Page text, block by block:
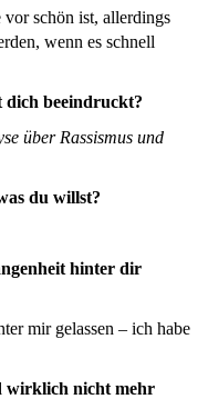
schön ist, allerdings
wenn es schnell
beeindruckt?
über Rassismus und
du willst?
hinter dir
mir gelassen – ich habe
wirklich nicht mehr